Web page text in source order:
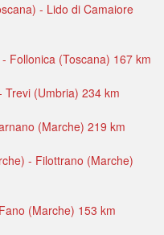
- Lido di Camaiore
Follonica (Toscana) 167 km
(Umbria) 234 km
(Marche) 219 km
- Filottrano (Marche)
(Marche) 153 km